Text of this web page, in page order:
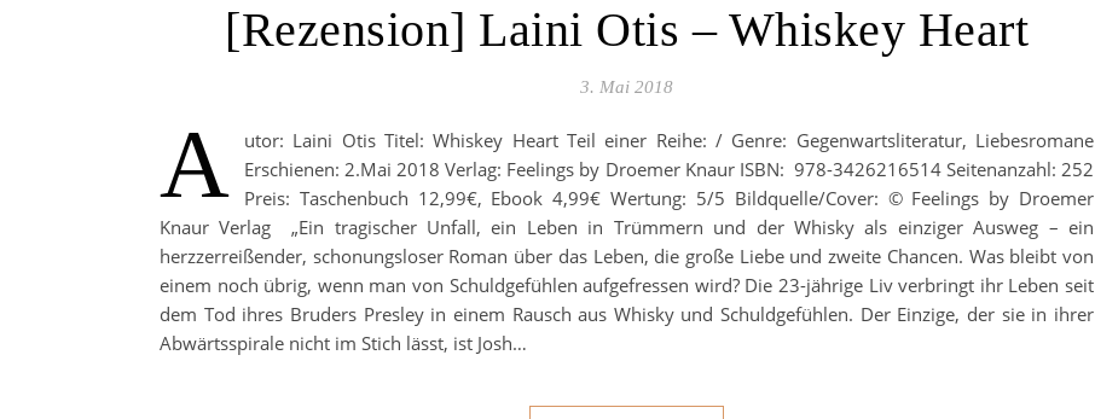
[Rezension] Laini Otis – Whiskey Heart
3. Mai 2018
A
utor: Laini Otis Titel: Whiskey Heart Teil einer Reihe: / Genre: Gegenwartsliteratur, Liebesromane
Erschienen: 2.Mai 2018 Verlag: Feelings by Droemer Knaur ISBN: 978-3426216514 Seitenanzahl: 252
Preis: Taschenbuch 12,99€, Ebook 4,99€ Wertung: 5/5 Bildquelle/Cover: © Feelings by Droemer
Knaur Verlag „Ein tragischer Unfall, ein Leben in Trümmern und der Whisky als einziger Ausweg – ein
herzzerreißender, schonungsloser Roman über das Leben, die große Liebe und zweite Chancen. Was bleibt von
einem noch übrig, wenn man von Schuldgefühlen aufgefressen wird? Die 23-jährige Liv verbringt ihr Leben seit
dem Tod ihres Bruders Presley in einem Rausch aus Whisky und Schuldgefühlen. Der Einzige, der sie in ihrer
Abwärtsspirale nicht im Stich lässt, ist Josh…